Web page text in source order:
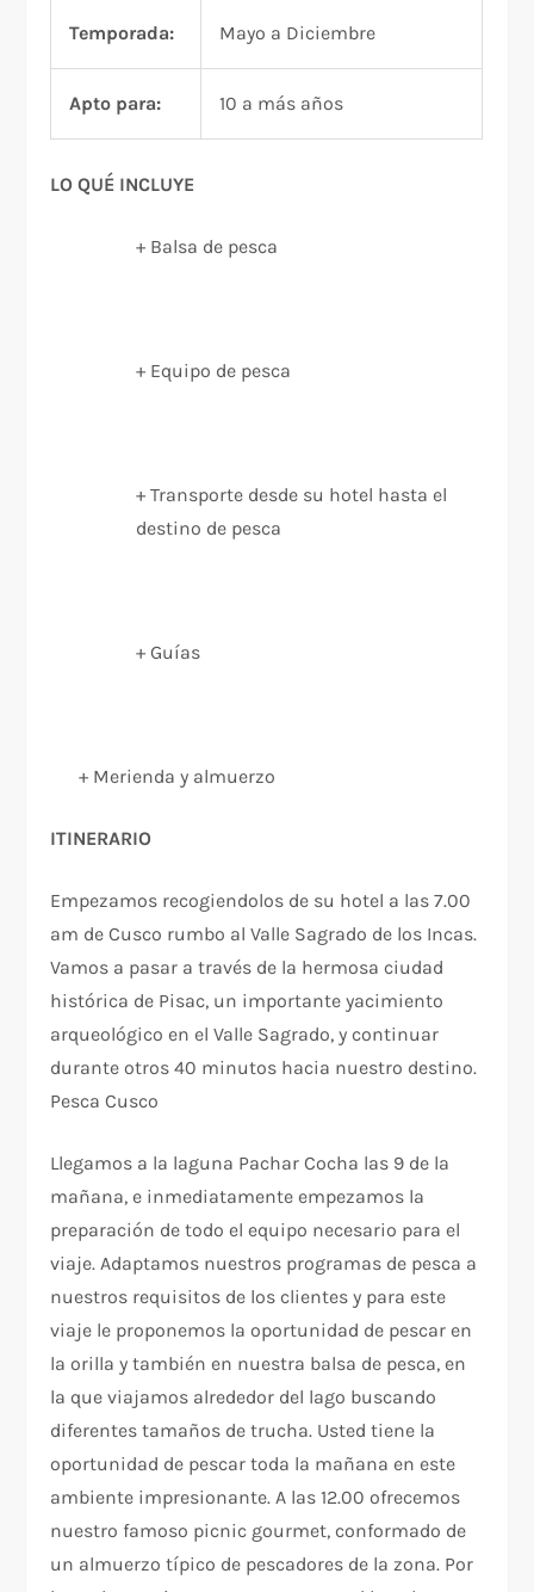
Temporada: Mayo a Diciembre
Apto para: 10 a más años
LO QUÉ INCLUYE
+ Balsa de pesca
+ Equipo de pesca
+ Transporte desde su hotel hasta el
destino de pesca
+ Guías
+ Merienda y almuerzo
ITINERARIO
Empezamos recogiendolos de su hotel a las 7.00
am de Cusco rumbo al Valle Sagrado de los Incas.
Vamos a pasar a través de la hermosa ciudad
histórica de Pisac, un importante yacimiento
arqueológico en el Valle Sagrado, y continuar
durante otros 40 minutos hacia nuestro destino.
Pesca Cusco
Llegamos a la laguna Pachar Cocha las 9 de la
mañana, e inmediatamente empezamos la
preparación de todo el equipo necesario para el
viaje. Adaptamos nuestros programas de pesca a
nuestros requisitos de los clientes y para este
viaje le proponemos la oportunidad de pescar en
la orilla y también en nuestra balsa de pesca, en
la que viajamos alrededor del lago buscando
diferentes tamaños de trucha. Usted tiene la
oportunidad de pescar toda la mañana en este
ambiente impresionante. A las 12.00 ofrecemos
nuestro famoso picnic gourmet, conformado de
un almuerzo típico de pescadores de la zona. Por